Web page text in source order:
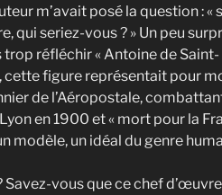
m’avait posé la question : «
qui seriez-vous ? » Un peu
trop réfléchir « Antoine de Saint-
cette figure représentait pour
de l’Aéropostale,
en 1900 et « mort pour la
modèle, un idéal du genre
Savez-vous que ce chef d’œuvre